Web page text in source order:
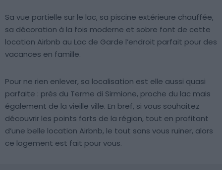
Sa vue partielle sur le lac, sa piscine extérieure chauffée,
sa décoration à la fois moderne et sobre font de cette
location Airbnb au Lac de Garde l’endroit parfait pour des
vacances en famille.
Pour ne rien enlever, sa localisation est elle aussi quasi
parfaite : près du Terme di Sirmione, proche du lac mais
également de la vieille ville. En bref, si vous souhaitez
découvrir les points forts de la région, tout en profitant
d’une belle location Airbnb, le tout sans vous ruiner, alors
ce logement est fait pour vous.